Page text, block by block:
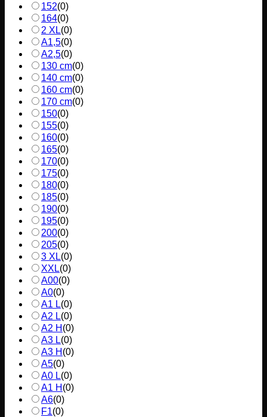
152(0)
164(0)
2 XL(0)
A1,5(0)
A2,5(0)
130 cm(0)
140 cm(0)
160 cm(0)
170 cm(0)
150(0)
155(0)
160(0)
165(0)
170(0)
175(0)
180(0)
185(0)
190(0)
195(0)
200(0)
205(0)
3 XL(0)
XXL(0)
A00(0)
A0(0)
A1 L(0)
A2 L(0)
A2 H (0)
A3 L(0)
A3 H (0)
A5(0)
A0 L(0)
A1 H (0)
A6(0)
F1(0)